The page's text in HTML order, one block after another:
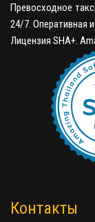
Превосходное
24/7. Оперативная
Лицензия SHA+.
Контакты